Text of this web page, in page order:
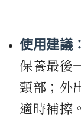
使用建議：
保養最後
頸部；外
適時補擦。